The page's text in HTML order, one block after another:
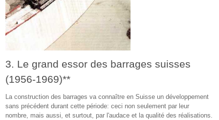
3. Le grand essor des barrages suisses
(1956-1969)**
La construction des barrages va connaître en Suisse un développement
sans précédent durant cette période: ceci non seulement par leur
nombre, mais aussi, et surtout, par l'audace et la qualité des réalisations.